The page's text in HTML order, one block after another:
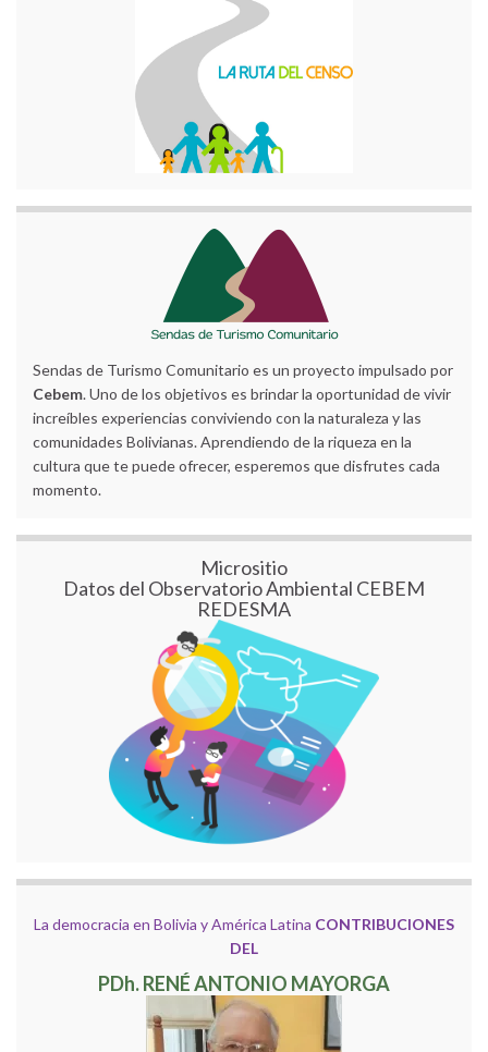
Sendas de Turismo Comunitario es un proyecto impulsado por
Cebem. Uno de los objetivos es brindar la oportunidad de vivir
increíbles experiencias conviviendo con la naturaleza y las
comunidades Bolivianas. Aprendiendo de la riqueza en la
cultura que te puede ofrecer, esperemos que disfrutes cada
momento.
Micrositio
Datos del Observatorio Ambiental CEBEM
REDESMA
La democracia en Bolivia y América Latina CONTRIBUCIONES
DEL
PDh. RENÉ ANTONIO MAYORGA